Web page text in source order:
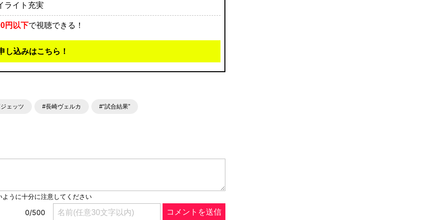
ライト充実
円以下で視聴できる！
し込みはこちら！
ェッツ #長崎ヴェルカ #“試合結果”